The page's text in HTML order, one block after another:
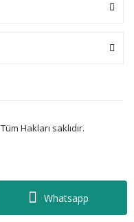
Whatsapp
Tüm Hakları saklıdır.